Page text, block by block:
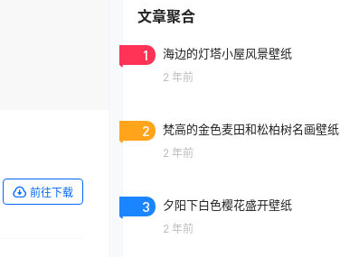
前往下载
文章聚合
1 海边的灯塔小屋风景壁纸
2 年前
2 梵高的金色麦田和松柏树名画壁纸
2 年前
3 夕阳下白色樱花盛开壁纸
2 年前